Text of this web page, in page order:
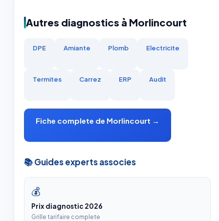
Autres diagnostics à Morlincourt
DPE Amiante Plomb Electricite
Termites Carrez ERP Audit
Fiche complete de Morlincourt →
📚 Guides experts associes
💰
Prix diagnostic 2026
Grille tarifaire complete